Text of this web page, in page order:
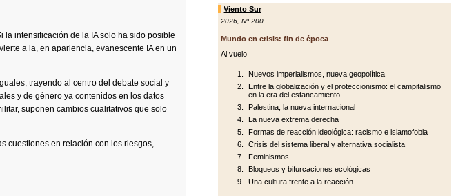
Viento Sur
2026, Nº 200
Mundo en crisis: fin de época
Al vuelo
Nuevos imperialismos, nueva geopolítica
Entre la globalización y el proteccionismo: el campitalismo
en la era del estancamiento
Palestina, la nueva internacional
La nueva extrema derecha
Formas de reacción ideológica: racismo e islamofobia
Crisis del sistema liberal y alternativa socialista
Feminismos
Bloqueos y bifurcaciones ecológicas
Una cultura frente a la reacción
intensificación de la IA solo ha sido posible
a la, en apariencia, evanescente IA en un
trayendo al centro del debate social y
y de género ya contenidos en los datos
suponen cambios cualitativos que solo
cuestiones en relación con los riesgos,